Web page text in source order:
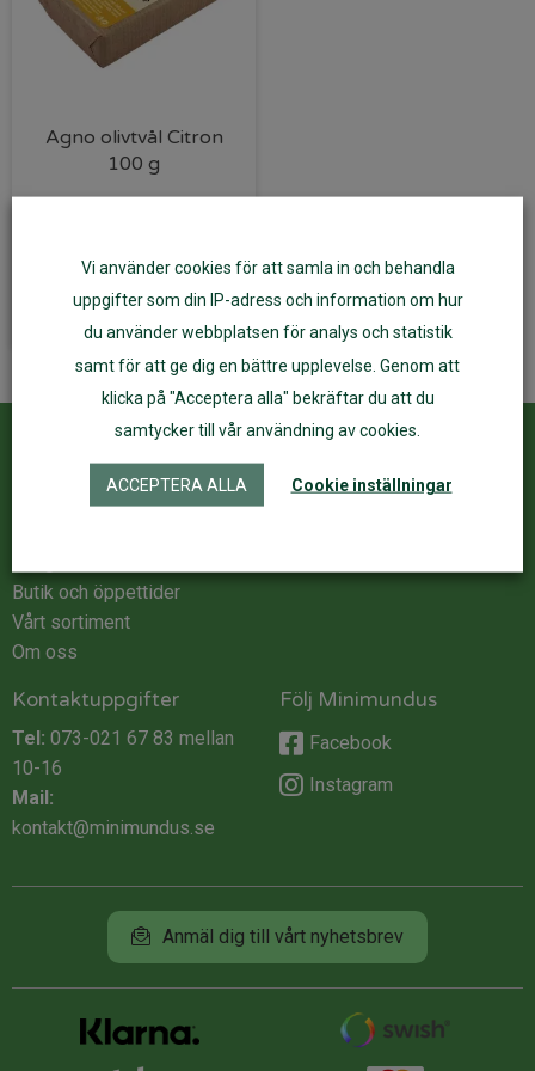
Agno olivtvål Citron
100 g
Lägg till i varukorg
Kundservice
Kontakta oss
Butik och öppettider
Vårt sortiment
Om oss
Kontaktuppgifter
Tel: 073-021 67 83 mellan
10-16
Mail:
kontakt@minimundus.se
Följ Minimundus
Facebook
Instagram
Anmäl dig till vårt nyhetsbrev
Vi använder cookies för att samla in och behandla
uppgifter som din IP-adress och information om hur
du använder webbplatsen för analys och statistik
samt för att ge dig en bättre upplevelse. Genom att
klicka på "Acceptera alla" bekräftar du att du
samtycker till vår användning av cookies.
ACCEPTERA ALLA Cookie inställningar